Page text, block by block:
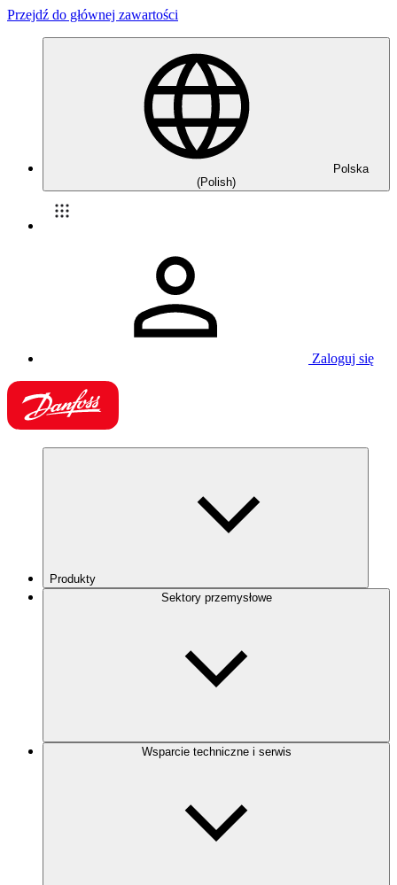
Przejdź do głównej zawartości
Polska
(Polish)
Zaloguj się
Produkty
Sektory przemysłowe
Wsparcie techniczne i serwis